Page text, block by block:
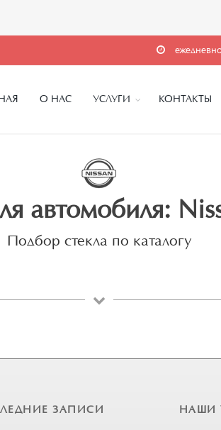
О НАС УСЛУГИ КОНТАКТЫ
автомобиля:
Подбор стекла по каталогу
ЗАПИСИ НАШИ